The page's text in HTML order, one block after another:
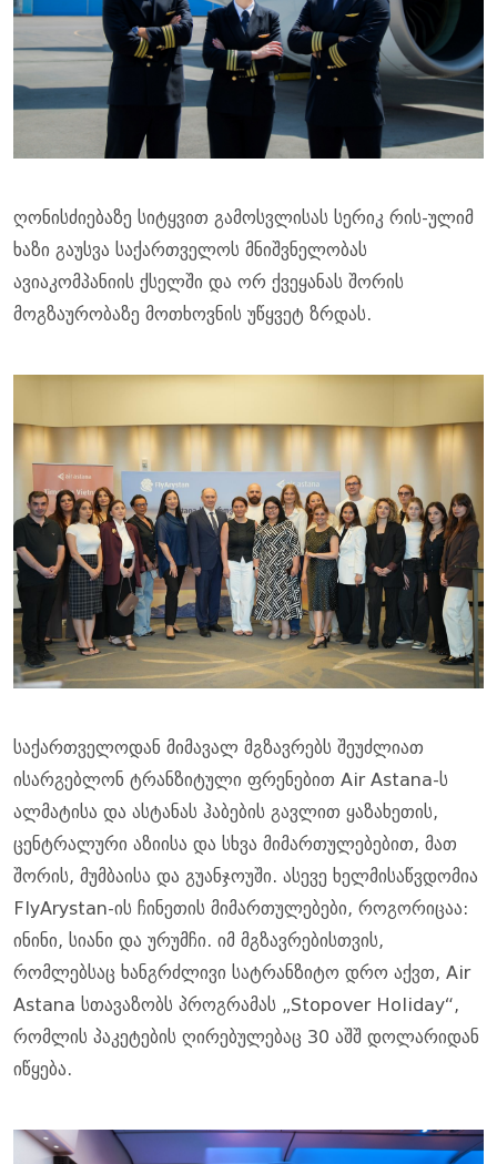
ღონისძიებაზე სიტყვით გამოსვლისას სერიკ რის-ულიმ
ხაზი გაუსვა საქართველოს მნიშვნელობას
ავიაკომპანიის ქსელში და ორ ქვეყანას შორის
მოგზაურობაზე მოთხოვნის უწყვეტ ზრდას.
საქართველოდან მიმავალ მგზავრებს შეუძლიათ
ისარგებლონ ტრანზიტული ფრენებით Air Astana-ს
ალმატისა და ასტანას ჰაბების გავლით ყაზახეთის,
ცენტრალური აზიისა და სხვა მიმართულებებით, მათ
შორის, მუმბაისა და გუანჯოუში. ასევე ხელმისაწვდომია
FlyArystan-ის ჩინეთის მიმართულებები, როგორიცაა:
ინინი, სიანი და ურუმჩი. იმ მგზავრებისთვის,
რომლებსაც ხანგრძლივი სატრანზიტო დრო აქვთ, Air
Astana სთავაზობს პროგრამას „Stopover Holiday“,
რომლის პაკეტების ღირებულებაც 30 აშშ დოლარიდან
იწყება.